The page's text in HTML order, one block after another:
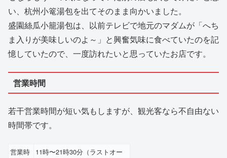
い、杭州小篭湯包を出てそのまま向かいました。
盛園絲瓜小籠湯包は、以前テレビで地元のマダムが「へち
ま入りが美味しいのよ～」と興奮気味に食べていたのを記
憶していたので、一度訪れたいと思っていたお店です。
営業時間
若干営業時間が短い気もしますが、観光客なら不自由ない
時間帯です。
営業時
11時〜21時30分（ラストオー